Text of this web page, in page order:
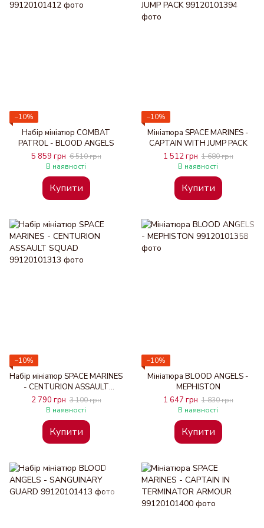
−10%
Набір мініатюр COMBAT
PATROL - BLOOD ANGELS
5 859 грн 6 510 грн
В наявності
Купити
−10%
Мініатюра SPACE MARINES -
CAPTAIN WITH JUMP PACK
1 512 грн 1 680 грн
В наявності
Купити
−10%
Набір мініатюр SPACE MARINES
- CENTURION ASSAULT
SQUAD
2 790 грн 3 100 грн
В наявності
Купити
−10%
Мініатюра BLOOD ANGELS -
MEPHISTON
1 647 грн 1 830 грн
В наявності
Купити